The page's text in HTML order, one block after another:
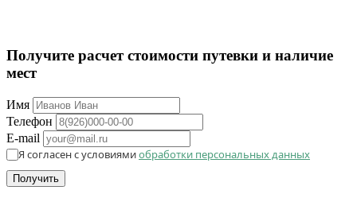
Получите расчет стоимости путевки и наличие
мест
Имя
Телефон
E-mail
Я согласен с условиямиобработки персональных данных
Получить